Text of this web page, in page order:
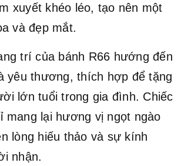
xuyết khéo léo, tạo nên một
và đẹp mắt.
trí của bánh R66 hướng đến
yêu thương, thích hợp để tặng
lớn tuổi trong gia đình. Chiếc
mang lại hương vị ngọt ngào
lòng hiếu thảo và sự kính
nhận.